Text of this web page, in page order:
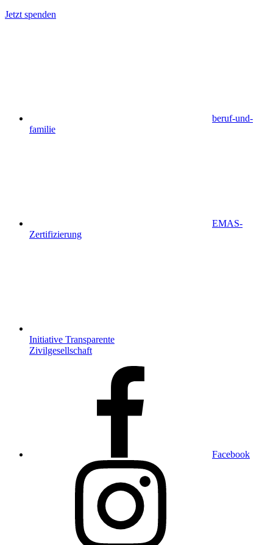
Jetzt spenden
beruf-und-
familie
EMAS-
Zertifizierung
Initiative Transparente
Zivilgesellschaft
Facebook